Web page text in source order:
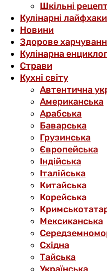
Шкільні
Кулінарні лайфхаки
Новини
Здорове
Кулінарна
Страви
Кухні світу
Автентична
Американська
Арабська
Баварська
Грузинська
Європейська
Індійська
Італійська
Китайська
Корейська
Мексиканська
Східна
Тайська